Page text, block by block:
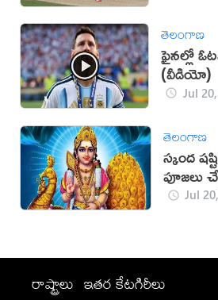
తెలంగాణ
ఫైనల్లో
(వీడియో)
Jul
తెలంగాణ
స్కంద
పూజలు
Jul
రాష్ట్రాలు ఇతర కేటగిరీలు